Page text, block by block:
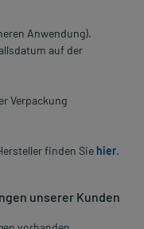
Anwendung).
auf der
Verpackung
finden Sie hier.
unserer Kunden